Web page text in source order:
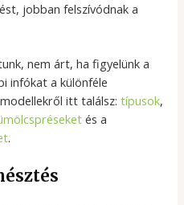
jobban felszívódnak a
nem árt, ha figyelünk a
infókat a különféle
itt találsz:típusok,
és a
.